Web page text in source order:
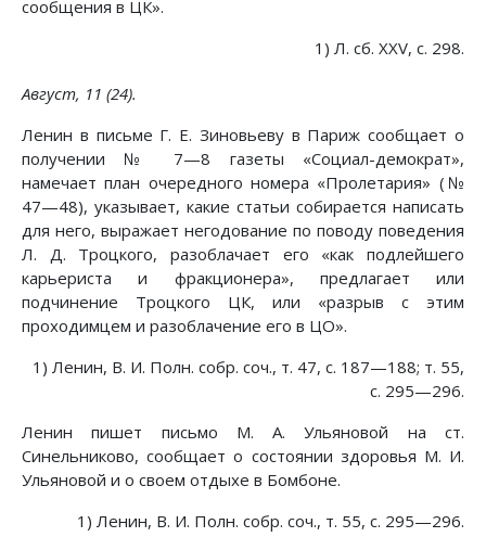
сообщения в ЦК».
1) Л. сб. XXV, с. 298.
Август, 11 (24).
Ленин в письме Г. Е. Зиновьеву в Париж сообщает о
получении № 7—8 газеты «Социал-демократ»,
намечает план очередного номера «Пролетария» (№
47—48), указывает, какие статьи собирается написать
для него, выражает негодование по поводу поведения
Л. Д. Троцкого, разоблачает его «как подлейшего
карьериста и фракционера», предлагает или
подчинение Троцкого ЦК, или «разрыв с этим
проходимцем и разоблачение его в ЦО».
1) Ленин, В. И. Полн. собр. соч., т. 47, с. 187—188; т. 55,
с. 295—296.
Ленин пишет письмо М. А. Ульяновой на ст.
Синельниково, сообщает о состоянии здоровья М. И.
Ульяновой и о своем отдыхе в Бомбоне.
1) Ленин, В. И. Полн. собр. соч., т. 55, с. 295—296.